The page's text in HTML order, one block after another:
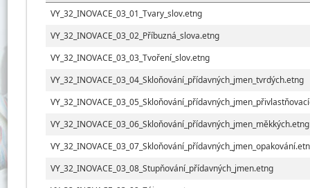
VY_32_INOVACE_03_01_Tvary_slov.etng
VY_32_INOVACE_03_02_Příbuzná_slova.etng
VY_32_INOVACE_03_03_Tvoření_slov.etng
VY_32_INOVACE_03_04_Skloňování_přídavných_jmen_tvrdých.etng
VY_32_INOVACE_03_06_Skloňování_přídavných_jmen_měkkých.etng
VY_32_INOVACE_03_08_Stupňování_přídavných_jmen.etng